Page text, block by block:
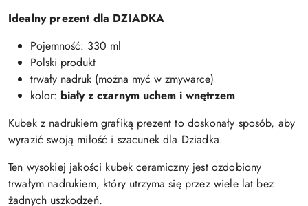
Idealny prezent dla DZIADKA
Pojemność: 330 ml
Polski produkt
trwały nadruk (można myć w zmywarce)
kolor: biały z czarnym uchem i wnętrzem
Kubek z nadrukiem grafiką prezent to doskonały sposób, aby
wyrazić swoją miłość i szacunek dla Dziadka.
Ten wysokiej jakości kubek ceramiczny jest ozdobiony
trwałym nadrukiem, który utrzyma się przez wiele lat bez
żadnych uszkodzeń.